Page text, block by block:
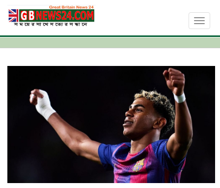
Toggle